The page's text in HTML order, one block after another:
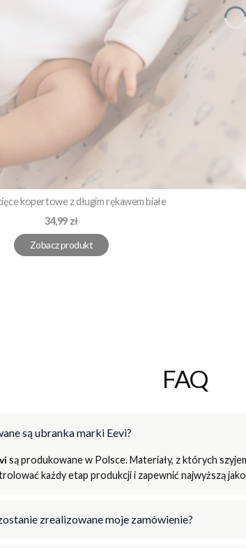
kopertowe z długim rękawem białe
Cena
34,99 zł
Zobacz produkt
FAQ
są ubranka marki Eevi?
są produkowane w Polsce. Materiały, z których
każdy etap produkcji i zapewnić najwyższą
zrealizowane moje zamówienie?